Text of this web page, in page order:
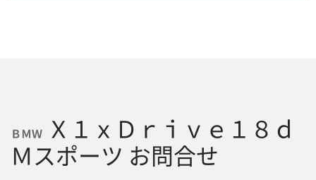
ＢＭＷ
Ｘ１ｘＤｒｉｖｅ１８ｄ
Ｍスポーツ お問合せ